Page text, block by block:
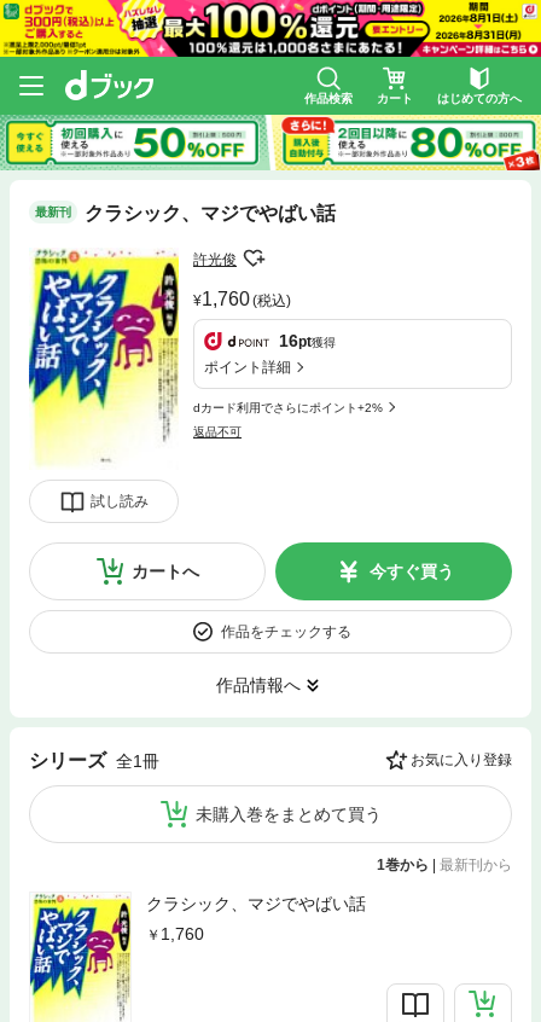
作品検索 カート はじめての方へ
最新刊 クラシック、マジでやばい話
試し読み
許光俊
1,760(税込)
16pt獲得
ポイント詳細
dカード利用でさらにポイント+2%
返品不可
カートへ 今すぐ買う
作品をチェックする
作品情報へ
シリーズ 全1冊 お気に入り登録
未購入巻をまとめて買う
1巻から | 最新刊から
クラシック、マジでやばい話
1,760